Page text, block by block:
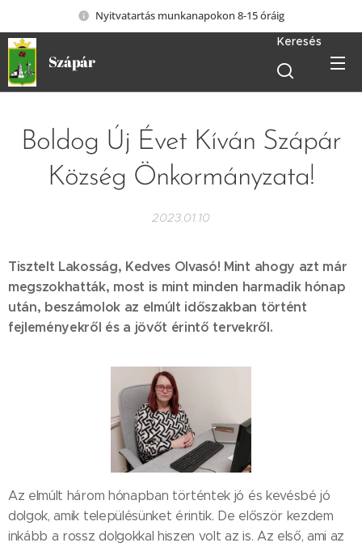
Nyitvatartás munkanapokon 8-15 óráig
Szápár
Keresés
Boldog Új Évet Kíván Szápár
Község Önkormányzata!
2023.01.10
Tisztelt Lakosság, Kedves Olvasó! Mint ahogy azt már
megszokhatták, most is mint minden harmadik hónap
után, beszámolok az elmúlt időszakban történt
fejleményekről és a jövőt érintő tervekről.
Az elmúlt három hónapban történtek jó és kevésbé jó
dolgok, amik településünket érintik. De először kezdem
inkább a rossz dolgokkal hiszen volt az is. Az első, ami az